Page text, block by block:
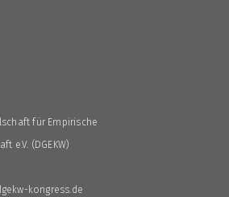
für Empirische
e.V. (DGEKW)
kongress.de